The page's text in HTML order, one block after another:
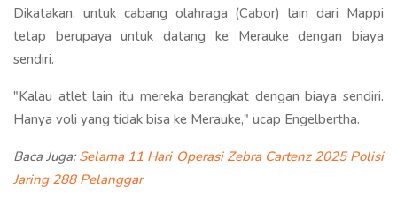
Dikatakan, untuk cabang olahraga (Cabor) lain dari Mappi
tetap berupaya untuk datang ke Merauke dengan biaya
sendiri.
"Kalau atlet lain itu mereka berangkat dengan biaya sendiri.
Hanya voli yang tidak bisa ke Merauke," ucap Engelbertha.
Baca Juga:Selama 11 Hari Operasi Zebra Cartenz 2025 Polisi
Jaring 288 Pelanggar